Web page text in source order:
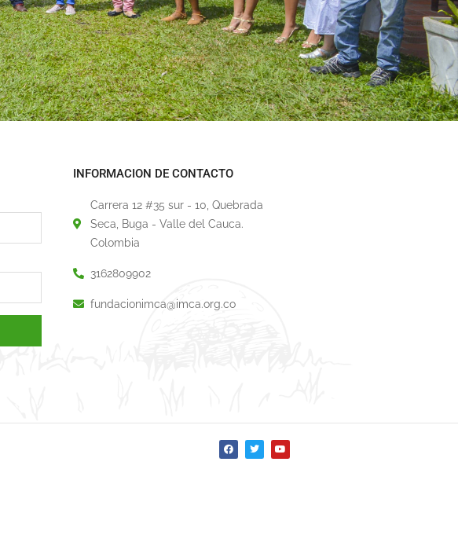
INFORMACION DE CONTACTO
Carrera 12 #35 sur - 10, Quebrada
Seca, Buga - Valle del Cauca.
Colombia
3162809902
fundacionimca@imca.org.co